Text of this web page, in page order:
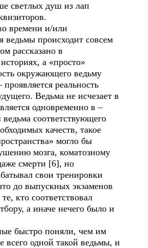
светлых душ из лап
времени и/или
ведьмы происходит совсем
рассказано в
а «просто»
окружающего ведьму
реальность
Ведьма не исчезает в
одновременно в –
соответствующего
качеств, такое
могло бы
мозга, коматозному
смерти [6], но
свои тренировки
до выпускных экзаменов
кто соответствовал
а иначе нечего было и
быстро поняли, чем им
всего одной такой ведьмы, и